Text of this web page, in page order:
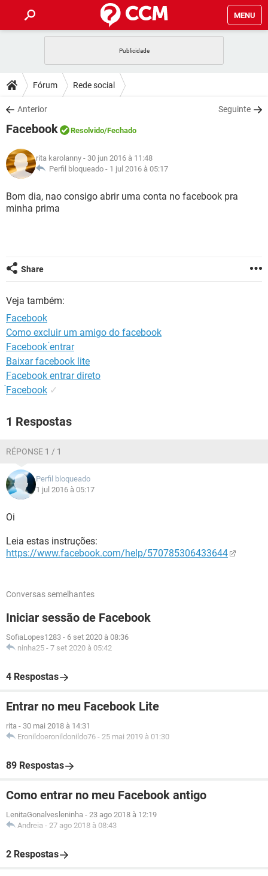
MENU
CELULAR
OUTLOOK
INSTAGRAM
GUIA DE COMPRAS
DICAS
JOGOS
INSTAGRAM GMAIL
GUIA DE COMPRAS
DOWNLOADS
JOGOS
CELULAR
OUTLOOK EXCEL
INSTAGRAM
GUIA DE COMPRAS
JOGOS WHATSAPP
CELULAR
OUTLOOK EXCEL
GLOSSÁRIO
JOGOS
CELULAR
GUIA DE COMPRAS
Fórum Rede social
Anterior Seguinte
Facebook Resolvido/Fechado
rita karolanny - 30 jun 2016 à 11:48
Perfil bloqueado - 1 jul 2016 à 05:17
Bom dia, nao consigo abrir uma conta no facebook pra
minha prima
Share
Veja também:
Facebook
Como excluir um amigo do facebook
Facebook ́entrar
Baixar facebook lite
Facebook entrar direto
́Facebook ✓
1 Respostas
RÉPONSE 1 / 1
Perfil bloqueado
1 jul 2016 à 05:17
Oi
Leia estas instruções:
https://www.facebook.com/help/570785306433644
Conversas semelhantes
Iniciar sessão de Facebook
SofiaLopes1283 - 6 set 2020 à 08:36
ninha25 - 7 set 2020 à 05:42
4 Respostas
Entrar no meu Facebook Lite
rita - 30 mai 2018 à 14:31
Eronildoeronildonildo76 - 25 mai 2019 à 01:30
89 Respostas
Como entrar no meu Facebook antigo
LenitaGonalvesleninha - 23 ago 2018 à 12:19
Andreia - 27 ago 2018 à 08:43
2 Respostas